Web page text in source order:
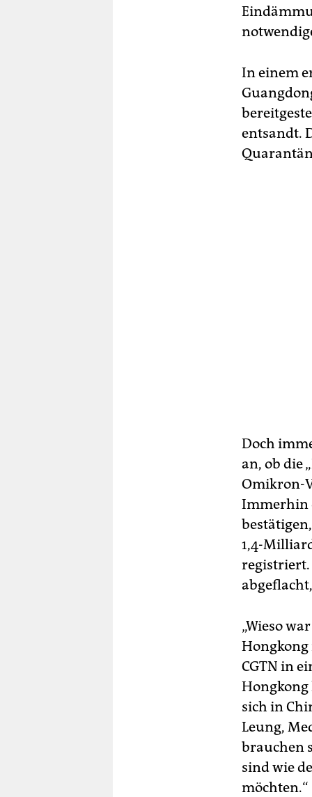
In einem
entsandt.
Doch
an, ob die
Omikron-
Immerhin
1,4-
registriert.
„Wieso
Hongkong
CGTN in
Hongkong
sich in
Leung,
brauchen
sind wie
möchten.“